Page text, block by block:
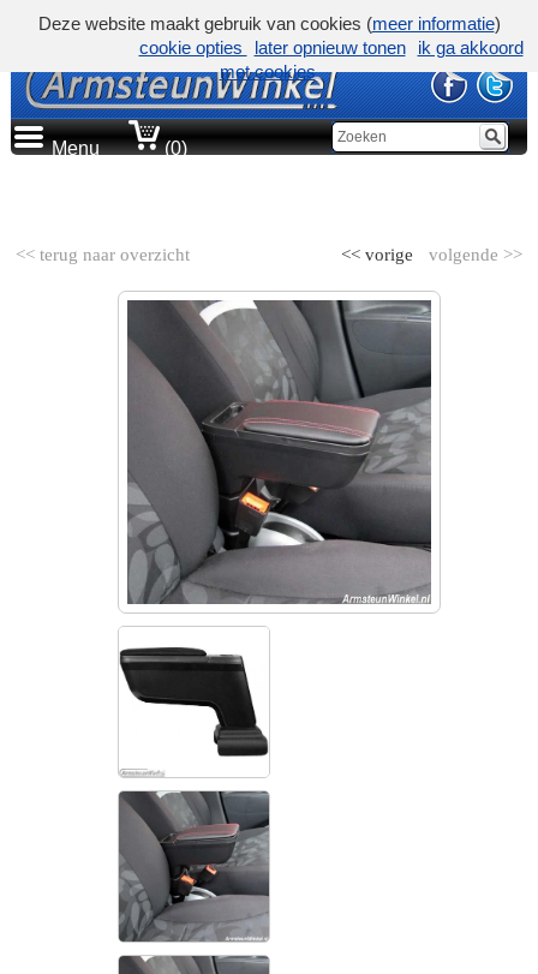
Menu (0)
<< terug naar overzicht volgende >>
<< vorige
Deze website maakt gebruik van cookies (meer informatie)
cookie opties
later opnieuw tonen
ik ga akkoord
met cookies